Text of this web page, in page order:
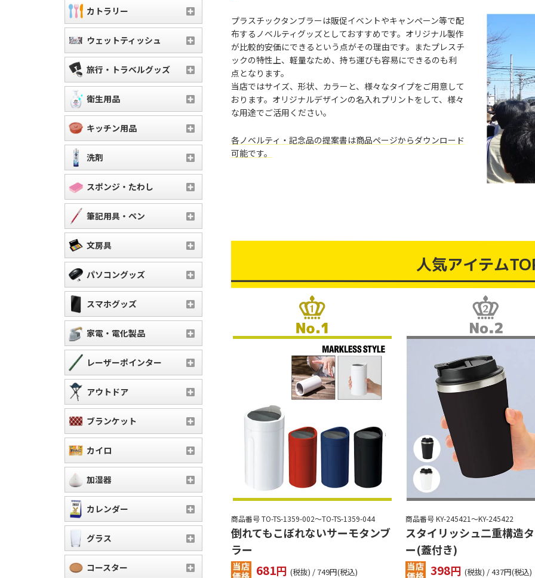
カトラリー
ウェットティッシュ
旅行・トラベルグッズ
衛生用品
キッチン用品
洗剤
スポンジ・たわし
筆記用具・ペン
文房具
パソコングッズ
スマホグッズ
家電・電化製品
レーザーポインター
アウトドア
ブランケット
カイロ
加湿器
カレンダー
グラス
コースター
プラスチックタンブラーは販促イベントやキャンペーン等で配
布するノベルティグッズとしておすすめです。オリジナル製作
が比較的安価にできるという点がその理由です。またプレスチ
ックの特性上、軽量なため、持ち運びも容易にできるのも利
点となります。
当店ではサイズ、形状、カラーと、様々なタイプをご用意して
おります。オリジナルデザインの名入れプリントをして、様々
な用途でご活用ください。
各ノベルティ・記念品の提案書は商品ページからダウンロード
可能です。
人気アイテム
商品番号 TO-TS-1359-002～TO-TS-1359-044
倒れてもこぼれないサーモタンブ
ラー
681円 (税抜) / 749円(税込)
商品番号 KY-245421～KY-245422
スタイリッシュ二重構造
ー(蓋付き)
398円 (税抜) / 437円(税込)